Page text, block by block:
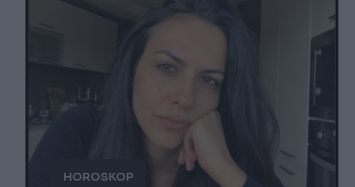
HOROSKOP